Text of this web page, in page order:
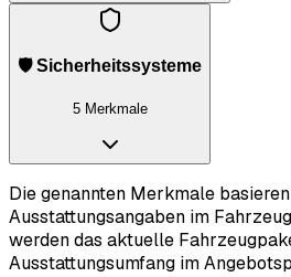
🛡️ Sicherheitssysteme
5 Merkmale
Die genannten Merkmale
Ausstattungsangaben im
werden das aktuelle
Ausstattungsumfang im